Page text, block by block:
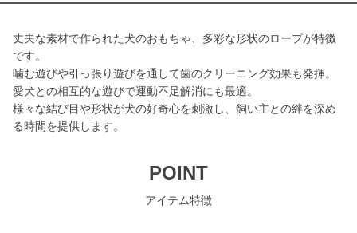
丈夫な素材で作られた犬のおもちゃ、多彩な形状のロープが特徴
です。
噛む遊びや引っ張り遊びを通して歯のクリーニング効果も発揮。
愛犬との相互的な遊びで運動不足解消にも最適。
様々な結び目や形状が犬の好奇心を刺激し、飼い主との絆を深め
る時間を提供します。
POINT
アイテム特徴